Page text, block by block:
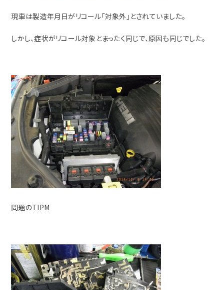
現車は製造年月日がリコール「対象外」とされていました。
しかし、症状がリコール対象とまったく同じで、原因も同じでした。
問題のTIPM